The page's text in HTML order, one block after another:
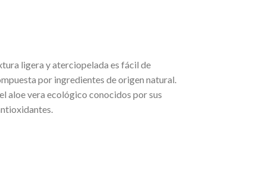
ligera y aterciopelada es fácil de
por ingredientes de origen natural.
aloe vera ecológico conocidos por sus